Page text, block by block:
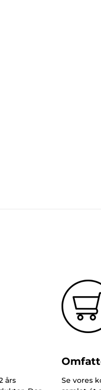
års
Se vores